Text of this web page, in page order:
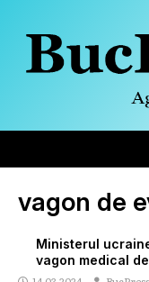
vagon de
Ministerul
vagon medical